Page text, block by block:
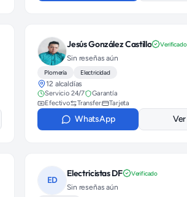
Jesús González Castillo Verificado
Sin reseñas aún
Plomería Electricidad
12 alcaldías
Servicio 24/7
Garantía
Efectivo
Transfer. Tarjeta
WhatsApp
ED
Electricistas DF Verificado
Sin reseñas aún